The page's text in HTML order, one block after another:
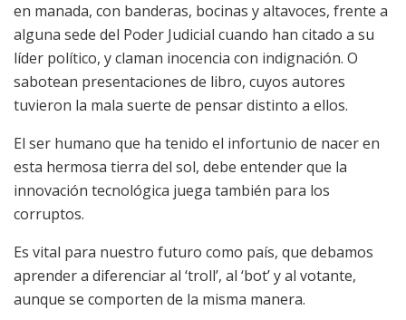
en manada, con banderas, bocinas y altavoces, frente a
alguna sede del Poder Judicial cuando han citado a su
líder político, y claman inocencia con indignación. O
sabotean presentaciones de libro, cuyos autores
tuvieron la mala suerte de pensar distinto a ellos.
El ser humano que ha tenido el infortunio de nacer en
esta hermosa tierra del sol, debe entender que la
innovación tecnológica juega también para los
corruptos.
Es vital para nuestro futuro como país, que debamos
aprender a diferenciar al ‘troll’, al ‘bot’ y al votante,
aunque se comporten de la misma manera.